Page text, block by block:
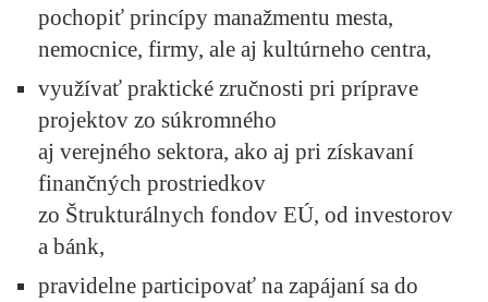
pochopiť princípy manažmentu mesta,
nemocnice, firmy, ale aj kultúrneho centra,
využívať praktické zručnosti pri príprave
projektov zo súkromného
aj verejného sektora, ako aj pri získavaní
finančných prostriedkov
zo Štrukturálnych fondov EÚ, od investorov
a bánk,
pravidelne participovať na zapájaní sa do